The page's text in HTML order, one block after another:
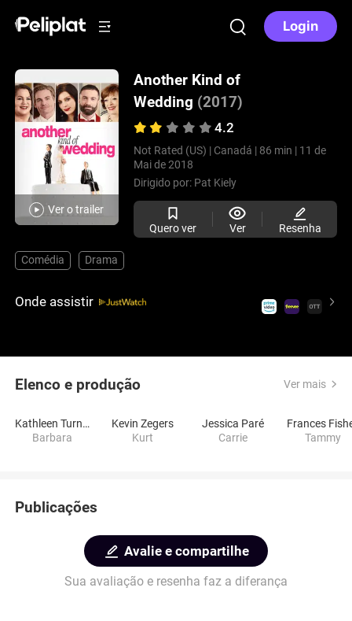
Login
Ver o trailer
Another Kind of
Wedding (2017)
4.2
Not Rated (US) | Canadá | 86 min | 11 de
Mai de 2018
Dirigido por: Pat Kiely
Quero ver Ver Resenha
Comédia Drama
Onde assistir
Elenco e produção Ver mais
Kathleen Turner
Barbara
Kevin Zegers
Kurt
Jessica Paré
Carrie
Frances
Tammy
Publicações
Avalie e compartilhe
Sua avaliação e resenha faz a diferança